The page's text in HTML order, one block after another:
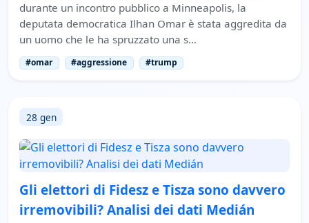
durante un incontro pubblico a Minneapolis, la
deputata democratica Ilhan Omar è stata aggredita da
un uomo che le ha spruzzato una s…
#omar #aggressione #trump
28 gen
Gli elettori di Fidesz e Tisza sono davvero
irremovibili? Analisi dei dati Medián